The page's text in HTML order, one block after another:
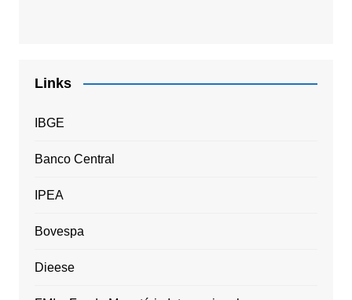
Links
IBGE
Banco Central
IPEA
Bovespa
Dieese